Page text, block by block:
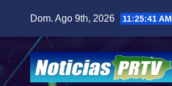
contenido
Dom. Ago 9th, 2026 11:25:42 AM